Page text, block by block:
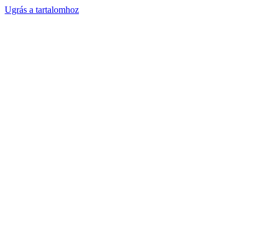
Ugrás a tartalomhoz